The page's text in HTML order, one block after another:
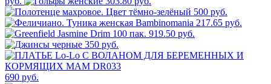
500 руб.
217.65 руб.
919.50 руб.
350 руб.
690 руб.